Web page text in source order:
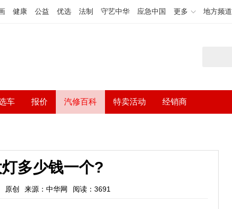
健康 公益 优选 法制 守艺中华 应急中国 更多 地方频道
车 报价 汽修百科 特卖活动 经销商
多少钱一个?
原创 来源：中华网 阅读：3691